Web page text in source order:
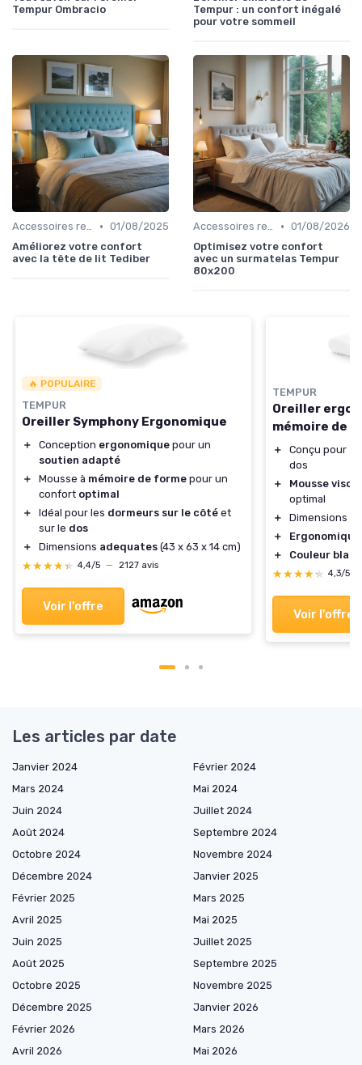
Tempur Ombracio
Tempur : un confort inégalé
pour votre sommeil
Accessoires recommandés • 01/08/2025
Améliorez votre confort
avec la tête de lit Tediber
Accessoires recommandés • 01/08/2026
Optimisez votre confort
avec un surmatelas Tempur
80x200
🔥 POPULAIRE
TEMPUR
Oreiller Symphony Ergonomique
＋ Conception ergonomique pour un
soutien adapté
＋
Mousse à mémoire de forme pour un
confort optimal
＋
Idéal pour les dormeurs sur le côté et
sur le dos
＋
Dimensions adequates (43 x 63 x 14 cm)
★★★★★
★★★★★ 4,4/5 — 2127 avis
Voir l'offre
TEMPUR
Oreiller
mémoire de
＋ Conçu pour
dos
＋
Mousse
optimal
＋
Dimensions
＋
Ergonomique
＋
Couleur
★★★★★
★★★★★ 4,3/5
Voir l'offre
Les articles par date
Janvier 2024
Février 2024
Mars 2024
Mai 2024
Juin 2024
Juillet 2024
Août 2024
Septembre 2024
Octobre 2024
Novembre 2024
Décembre 2024
Janvier 2025
Février 2025
Mars 2025
Avril 2025
Mai 2025
Juin 2025
Juillet 2025
Août 2025
Septembre 2025
Octobre 2025
Novembre 2025
Décembre 2025
Janvier 2026
Février 2026
Mars 2026
Avril 2026
Mai 2026